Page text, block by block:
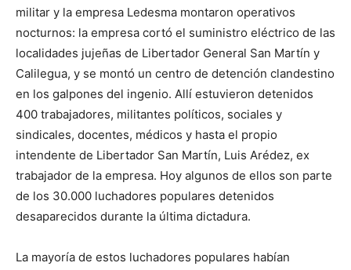
militar y la empresa Ledesma montaron operativos
nocturnos: la empresa cortó el suministro eléctrico de las
localidades jujeñas de Libertador General San Martín y
Calilegua, y se montó un centro de detención clandestino
en los galpones del ingenio. Allí estuvieron detenidos
400 trabajadores, militantes políticos, sociales y
sindicales, docentes, médicos y hasta el propio
intendente de Libertador San Martín, Luis Arédez, ex
trabajador de la empresa. Hoy algunos de ellos son parte
de los 30.000 luchadores populares detenidos
desaparecidos durante la última dictadura.
La mayoría de estos luchadores populares habían